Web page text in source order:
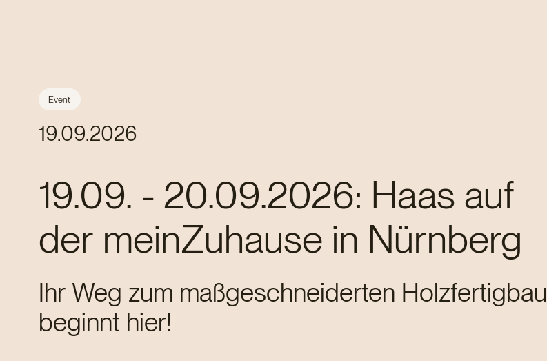
Event
19.09.2026
19.09. - 20.09.2026: Haas auf
der meinZuhause in Nürnberg
Ihr Weg zum maßgeschneiderten Holzfertigbau
beginnt hier!